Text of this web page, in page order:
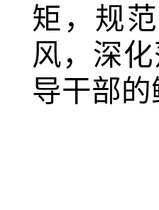
矩，规
风，深
导干部的